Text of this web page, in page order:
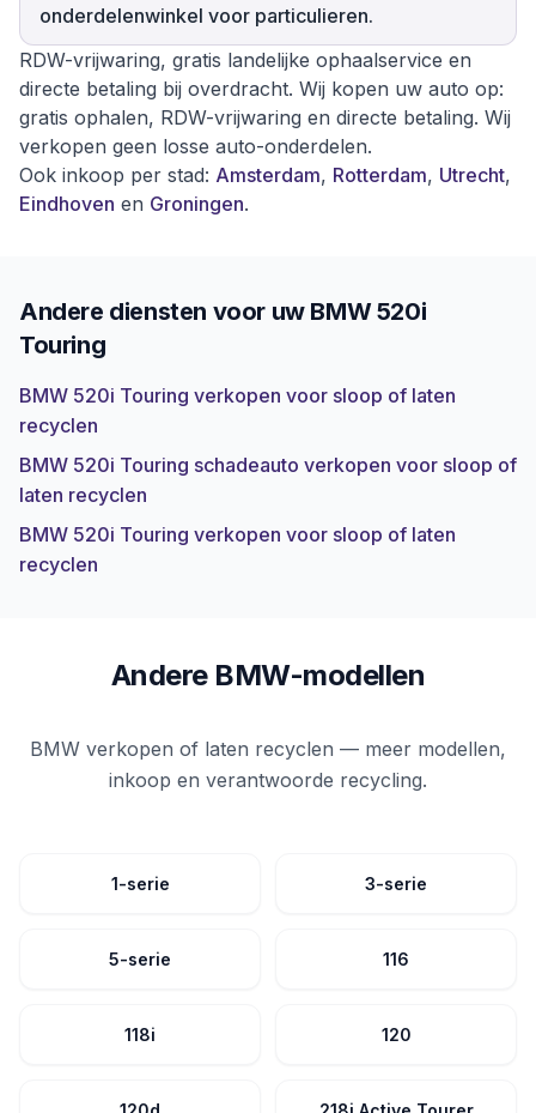
onderdelenwinkel voor particulieren.
RDW-vrijwaring, gratis landelijke ophaalservice en
directe betaling bij overdracht. Wij kopen uw auto op:
gratis ophalen, RDW-vrijwaring en directe betaling. Wij
verkopen geen losse auto-onderdelen.
Ook inkoop per stad: Amsterdam, Rotterdam, Utrecht,
Eindhoven en Groningen.
Andere diensten voor uw BMW 520i
Touring
BMW 520i Touring verkopen voor sloop of laten
recyclen
BMW 520i Touring schadeauto verkopen voor sloop of
laten recyclen
BMW 520i Touring verkopen voor sloop of laten
recyclen
Andere BMW-modellen
BMW verkopen of laten recyclen — meer modellen,
inkoop en verantwoorde recycling.
1-serie 3-serie
5-serie 116
118i 120